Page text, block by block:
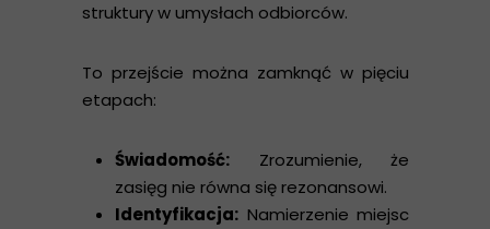
struktury w umysłach odbiorców.
To przejście można zamknąć w pięciu
etapach:
Świadomość: Zrozumienie, że
zasięg nie równa się rezonansowi.
Identyfikacja: Namierzenie miejsc